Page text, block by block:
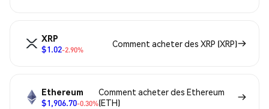
XRP
$1.02-2.90%
Comment acheter des XRP (XRP)
Ethereum
$1,906.70-0.30%
Comment acheter des Ethereum
(ETH)